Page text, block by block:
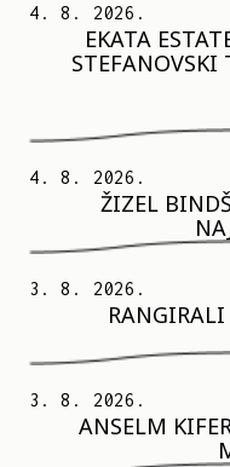
4. 8. 2026.
EKATA
STEFANOVSKI
4. 8. 2026.
ŽIZEL
3. 8. 2026.
3. 8. 2026.
ANSELM